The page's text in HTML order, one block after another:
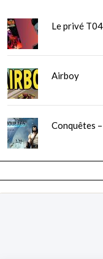
Le privé
Airboy
Conquêtes